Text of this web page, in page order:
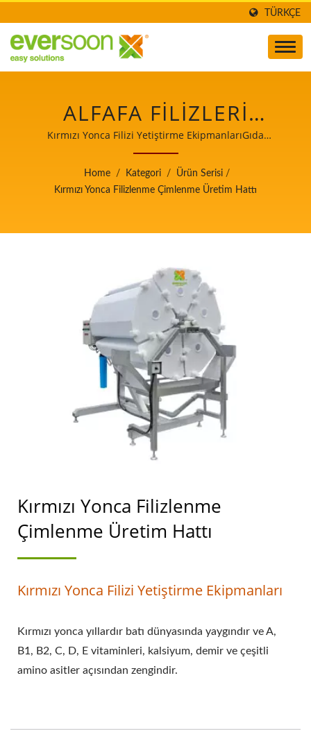
TÜRKÇE
ALFAFA FILIZLERI
FILIZLENDIRME
EKIPMANLARI, TICARI
ALFAFA FILIZLENDIRME
MAKINESI, ALFAFA FILIZ
ÜRETIM HATTI, ALFAFA
FILIZ YETIŞTIRME
MAKINESI, ALFAFA FILIZ
YETIŞTIRME
EKIPMANLARIGIDA
GÜVENLIĞINDE
OTOMATIK TOFU VE
SOYA SÜTÜ ÜRETIM
MAKINELERI LIDERI.
Kırmızı Yonca Filizi Yetiştirme EkipmanlarıGıda
güvenliğinde öncelik taşıyan Otomatik Tofu ve Soya Sütü
Üretim Makineleri Lideri.
Home / Kategori / Ürün Serisi /
Kırmızı Yonca Filizlenme Çimlenme Üretim Hattı
Kırmızı Yonca Filizlenme
Çimlenme Üretim Hattı
Kırmızı Yonca Filizi Yetiştirme Ekipmanları
Kırmızı yonca yıllardır batı dünyasında yaygındır ve A,
B1, B2, C, D, E vitaminleri, kalsiyum, demir ve çeşitli
amino asitler açısından zengindir.